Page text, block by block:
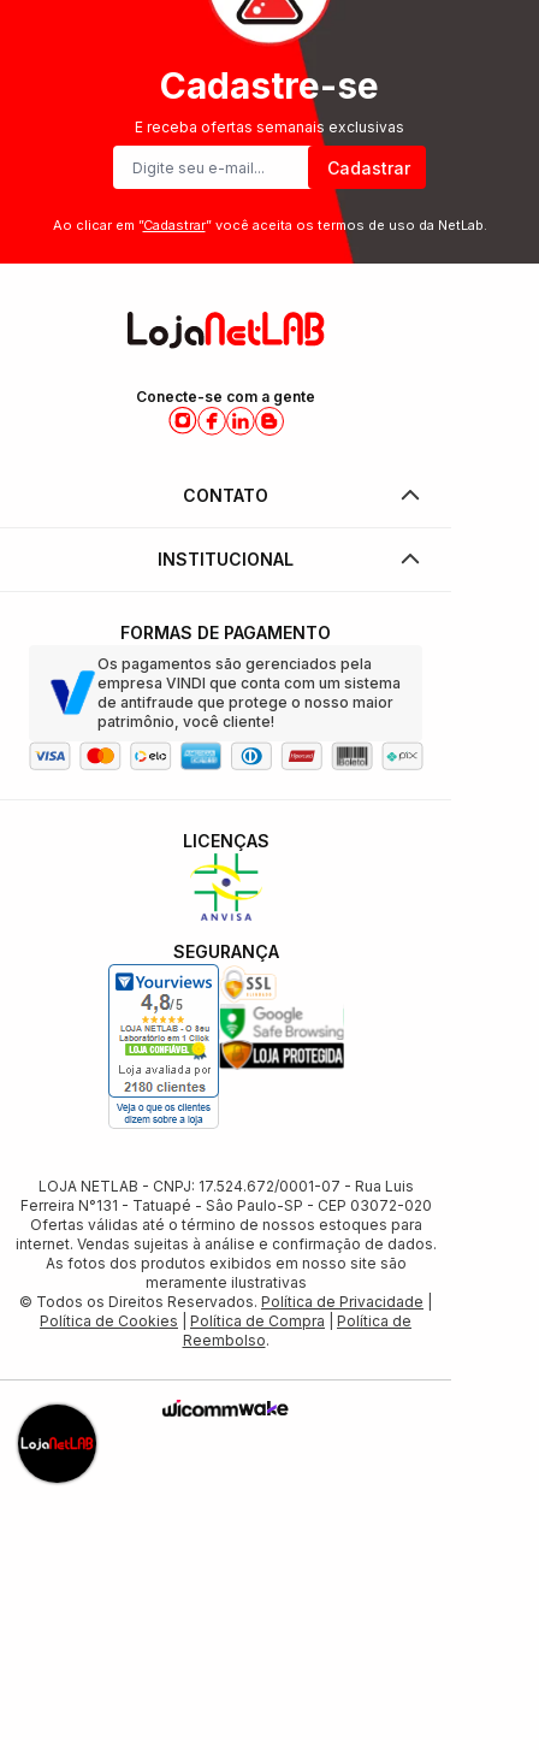
Cadastre-se
E receba ofertas semanais exclusivas
Cadastrar
Ao clicar em ”Cadastrar” você aceita os termos de uso da NetLab.
Conecte-se com a gente
CONTATO
INSTITUCIONAL
FORMAS DE PAGAMENTO
Os pagamentos são gerenciados pela
empresa VINDI que conta com um sistema
de antifraude que protege o nosso maior
patrimônio, você cliente!
SEGURANÇA
LICENÇAS
LOJA NETLAB - CNPJ: 17.524.672/0001-07 - Rua Luis
Ferreira N°131 - Tatuapé - Sâo Paulo-SP - CEP 03072-020
Ofertas válidas até o término de nossos estoques para
internet. Vendas sujeitas à análise e confirmação de dados.
As fotos dos produtos exibidos em nosso site são
meramente ilustrativas
© Todos os Direitos Reservados. Política de Privacidade
Política de Cookies
Política de Compra
Política de
Reembolso.